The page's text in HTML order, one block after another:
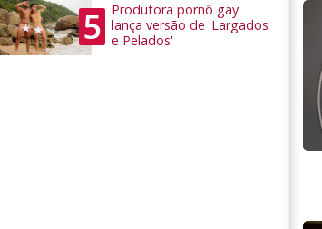
5
Produtora pornô gay
lança versão de 'Largados
e Pelados'